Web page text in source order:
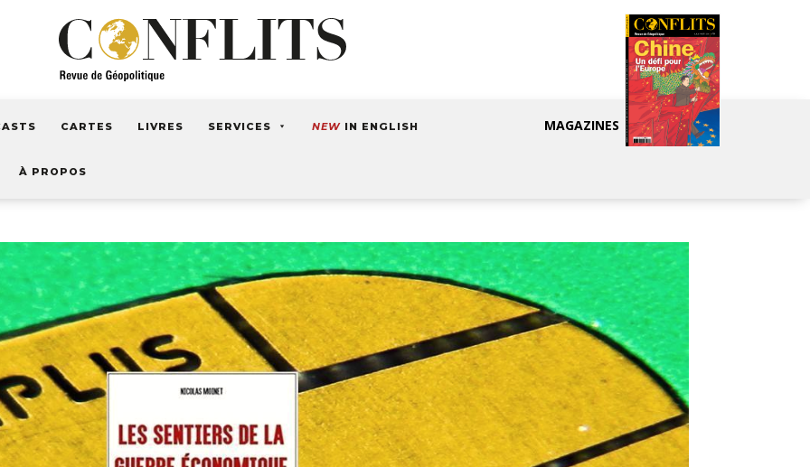
CARTES LIVRES SERVICES NEW IN ENGLISH
À PROPOS
MAGAZINES